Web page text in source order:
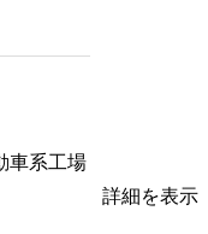
車系工場
詳細を表示